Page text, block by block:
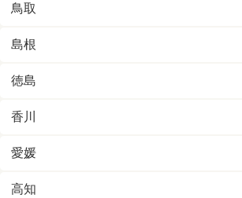
鳥取
島根
徳島
香川
愛媛
高知